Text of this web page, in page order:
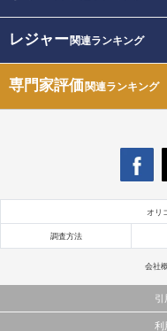
レジャー関連ランキング
専門家評価関連ランキング
オリ
調査方法
会社
引
当サイトで公開されている情報（文字利